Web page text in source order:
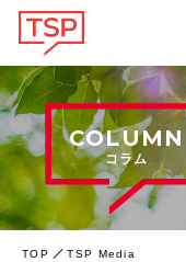
COLUMN
コラム
TOP
TSP Media